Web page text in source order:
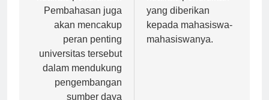
kualitas pendidikan.
Pembahasan juga
akan mencakup
peran penting
universitas tersebut
dalam mendukung
pengembangan
kualitas pendidikan
yang diberikan
kepada mahasiswa-